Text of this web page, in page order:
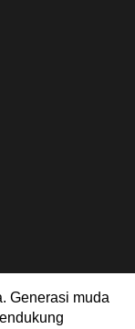
Generasi muda